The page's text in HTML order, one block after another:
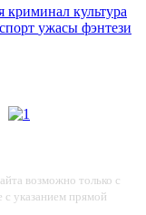
криминал культура
спорт ужасы фэнтези
возможно только с
с указанием прямой